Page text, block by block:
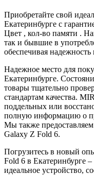
Приобретайте свой
Екатеринбурге с
Цвет , кол-во памяти .
так и бывшие в
обеспечивая
Надежное место для
Екатеринбурге.
товары тщательно
стандартам качества.
поддельных или
полную информацию о
Мы также
Galaxy Z Fold 6.
Погрузитесь в новый
Fold 6 в Екатеринбурге
идеальное устройство,